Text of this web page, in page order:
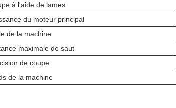
à l'aide de lames
du moteur principal
de la machine
maximale de saut
de coupe
de la machine